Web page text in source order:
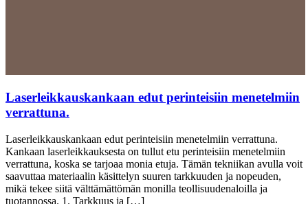
Laserleikkauskankaan edut perinteisiin menetelmiin
verrattuna.
Laserleikkauskankaan edut perinteisiin menetelmiin verrattuna.
Kankaan laserleikkauksesta on tullut etu perinteisiin menetelmiin
verrattuna, koska se tarjoaa monia etuja. Tämän tekniikan avulla voit
saavuttaa materiaalin käsittelyn suuren tarkkuuden ja nopeuden,
mikä tekee siitä välttämättömän monilla teollisuudenaloilla ja
tuotannossa. 1. Tarkkuus ja […]